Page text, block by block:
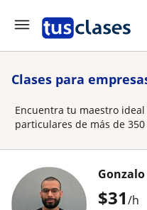
Clases para
Encuentra tu maestro
particulares de más de
$31/h